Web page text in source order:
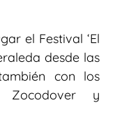
el Festival ‘El
desde las
con los
Zocodover y